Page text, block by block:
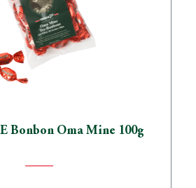
Bonbon Oma Mine 100g